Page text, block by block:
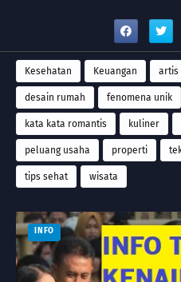
Kesehatan Keuangan artis
desain rumah fenomena unik
kata kata romantis kuliner
peluang usaha properti
tips sehat wisata
INFO